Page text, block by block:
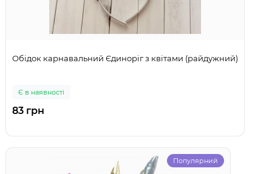
Обідок карнавальний Єдиноріг з квітами (райдужний)
Є в наявності
83 грн
Популярний